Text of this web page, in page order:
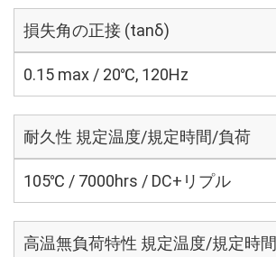
損失角の正接 (tanδ)
0.15 max / 20℃, 120Hz
耐久性 規定温度/規定時間/負荷
105℃ / 7000hrs / DC+リプル
高温無負荷特性 規定温度/規定時間